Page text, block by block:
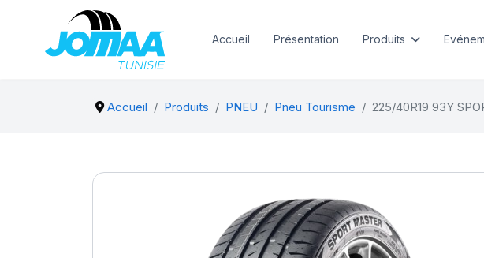
Accueil Présentation Produits
Accueil Produits PNEU Pneu Tourisme 225/40R19 93Y